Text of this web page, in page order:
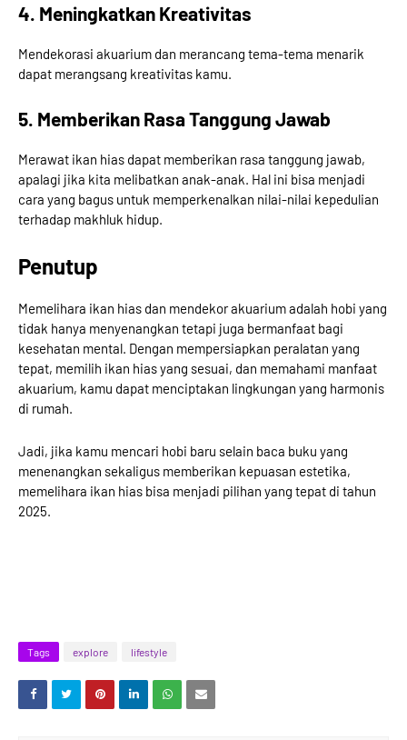
4. Meningkatkan Kreativitas
Mendekorasi akuarium dan merancang tema-tema menarik
dapat merangsang kreativitas kamu.
5. Memberikan Rasa Tanggung Jawab
Merawat ikan hias dapat memberikan rasa tanggung jawab,
apalagi jika kita melibatkan anak-anak. Hal ini bisa menjadi
cara yang bagus untuk memperkenalkan nilai-nilai kepedulian
terhadap makhluk hidup.
Penutup
Memelihara ikan hias dan mendekor akuarium adalah hobi yang
tidak hanya menyenangkan tetapi juga bermanfaat bagi
kesehatan mental. Dengan mempersiapkan peralatan yang
tepat, memilih ikan hias yang sesuai, dan memahami manfaat
akuarium, kamu dapat menciptakan lingkungan yang harmonis
di rumah.
Jadi, jika kamu mencari hobi baru selain baca buku yang
menenangkan sekaligus memberikan kepuasan estetika,
memelihara ikan hias bisa menjadi pilihan yang tepat di tahun
2025.
Tags explore lifestyle